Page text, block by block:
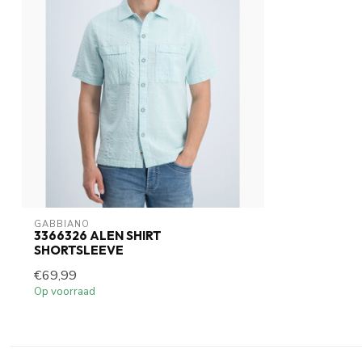
GABBIANO
3366326 ALEN SHIRT
SHORTSLEEVE
€69,99
Op voorraad